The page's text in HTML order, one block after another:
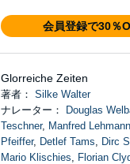
会員登録で30％
Glorreiche Zeiten
著者： Silke Walter
ナレーター：
Douglas
Teschner, Manfred Lehmann
Pfeiffer, Detlef Tams, Dirc
Mario Klischies, Florian